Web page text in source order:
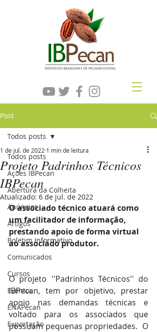
Post
Todos posts
Ações IBPecan
Abertura da Colheita
Anúncios
Artigos
Boletim Informativo
Comunicados
Cursos
Eventos
ENAPecan
Exportação
Todos posts
Projeto Padrinhos Técnicos
IBPecan
1 de jul. de 2022 1 min de leitura
Atualizado: 6 de jul. de 2022
O associado técnico atuará como
um facilitador de informação,
prestando apoio de forma virtual
ao associado produtor.
O projeto ''Padrinhos Técnicos'' do
IBPecan, tem por objetivo, prestar
apoio nas demandas técnicas e
voltado para os associados que
possuam pequenas propriedades.  O